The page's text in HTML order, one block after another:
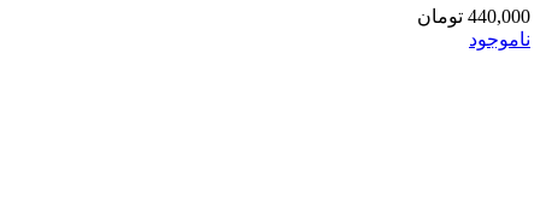
440,000 تومان
ناموجود